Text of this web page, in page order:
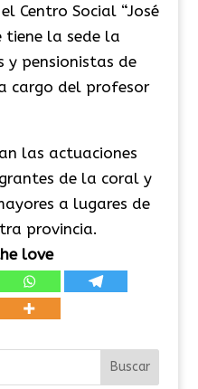
Centro Social “José
tiene la sede la
y pensionistas de
cargo del profesor
las actuaciones
de la coral y
a lugares de
provincia.
love